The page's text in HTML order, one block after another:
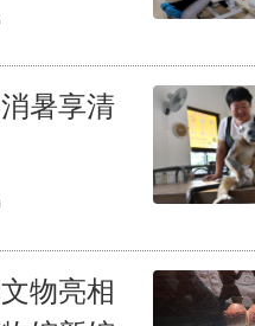
暑享清
物亮相